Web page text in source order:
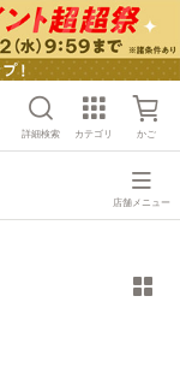
詳細検索 カテゴリ かご
店舗メニュー